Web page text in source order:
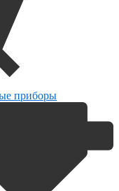
приборы